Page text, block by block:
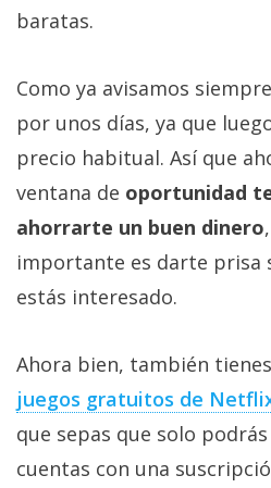
baratas.
Como ya avisamos
por unos días, ya que
precio habitual. Así que
ventana de oportunidad
ahorrarte un buen dinero
importante es darte prisa
estás interesado.
Ahora bien, también
juegos gratuitos de
que sepas que solo
cuentas con una